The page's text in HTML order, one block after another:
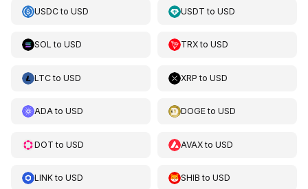
USDCto USD USDT toUSD
SOL to USD TRXtoUSD
LTCto USD XRP toUSD
ADAto USD DOGEtoUSD
DOT to USD AVAXtoUSD
LINKto USD SHIB toUSD